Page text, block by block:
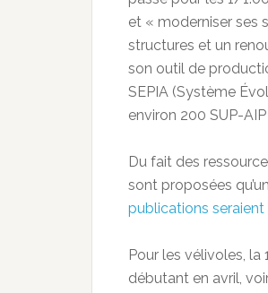
et « moderniser ses
structures et un
son outil de
SEPIA (Système
environ 200 SUP-
Du fait des
sont proposées
publications seraient
Pour les vélivoles,
débutant en avril,